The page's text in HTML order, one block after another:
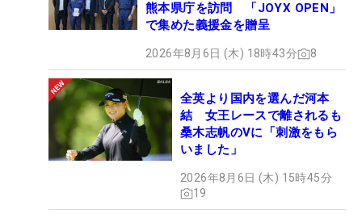
熊本県庁を訪問 「JOYX OPEN」
で集めた義援金を贈呈
2026年8月6日 (木) 18時43分 8
全英より国内を選んだ河本
結 女王レースで離されるも
桑木志帆のVに「刺激をもら
いました」
2026年8月6日 (木) 15時45分
19